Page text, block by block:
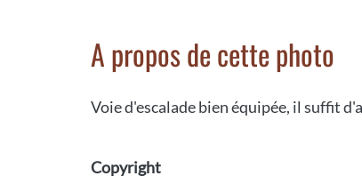
A propos de cette photo
Voie d'escalade bien équipée, il suffit
Copyright